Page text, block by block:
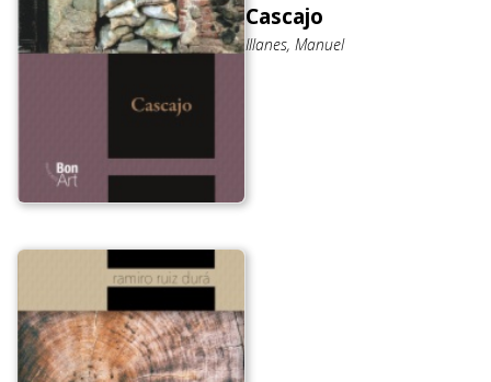
Cascajo
Illanes, Manuel